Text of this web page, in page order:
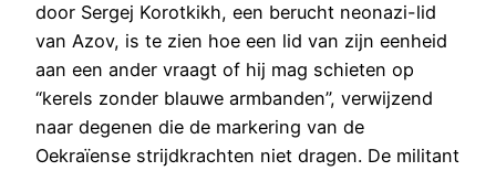
door Sergej Korotkikh, een berucht neonazi-lid
van Azov, is te zien hoe een lid van zijn eenheid
aan een ander vraagt of hij mag schieten op
“kerels zonder blauwe armbanden”, verwijzend
naar degenen die de markering van de
Oekraïense strijdkrachten niet dragen. De militant